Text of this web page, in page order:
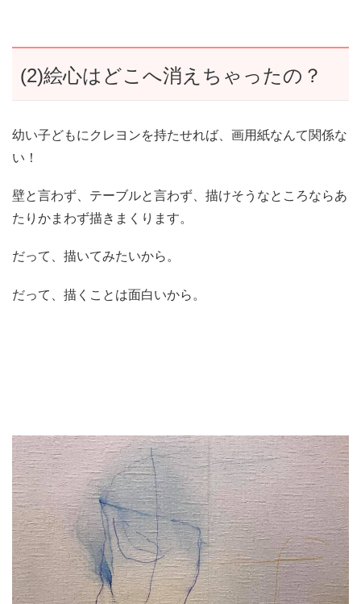
(2)絵心はどこへ消えちゃったの？
幼い子どもにクレヨンを持たせれば、画用紙なんて関係な
い！
壁と言わず、テーブルと言わず、描けそうなところならあ
たりかまわず描きまくります。
だって、描いてみたいから。
だって、描くことは面白いから。